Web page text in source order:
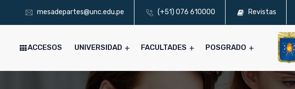
mesadepartes@unc.edu.pe (+51) 076 610000 Revistas
ACCESOS UNIVERSIDAD FACULTADES POSGRADO